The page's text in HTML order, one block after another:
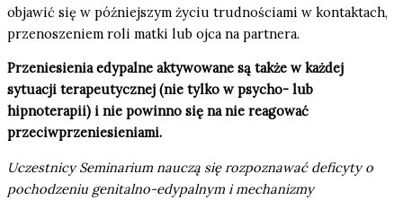
objawić się w późniejszym życiu trudnościami w kontaktach,
przenoszeniem roli matki lub ojca na partnera.
Przeniesienia edypalne aktywowane są także w każdej
sytuacji terapeutycznej (nie tylko w psycho- lub
hipnoterapii) i nie powinno się na nie reagować
przeciwprzeniesieniami.
Uczestnicy Seminarium nauczą się rozpoznawać deficyty o
pochodzeniu genitalno-edypalnym i mechanizmy